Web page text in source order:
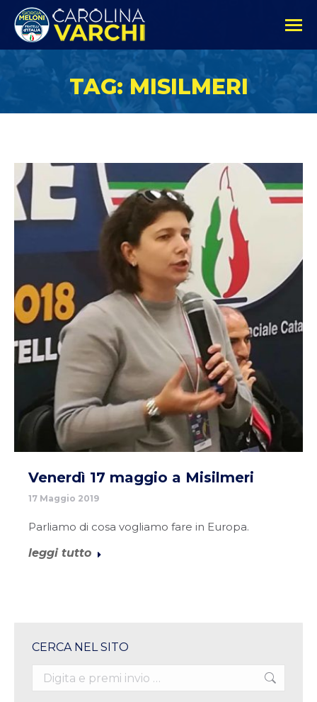
TAG: MISILMERI
Venerdì 17 maggio a Misilmeri
17 Maggio 2019
Parliamo di cosa vogliamo fare in Europa.
leggi tutto
CERCA NEL SITO
Search: